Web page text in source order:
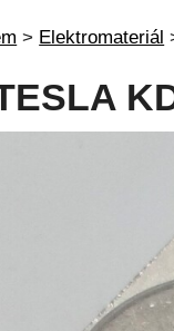
> Elektromateriál